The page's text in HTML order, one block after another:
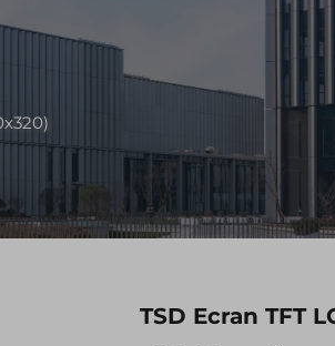
TSD Ecran TFT